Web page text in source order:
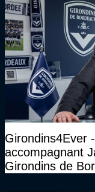
Girondins4Ever
accompagnant
Girondins de